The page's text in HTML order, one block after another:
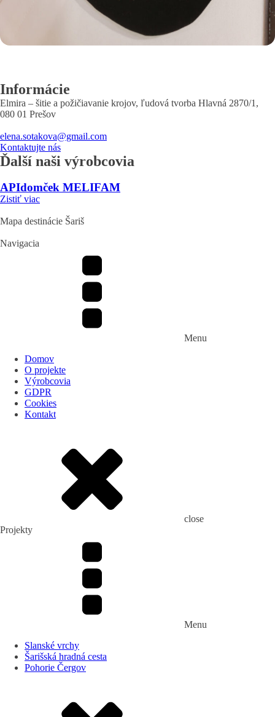
Informácie
Elmira – šitie a požičiavanie krojov, ľudová tvorba Hlavná 2870/1,
080 01 Prešov
elena.sotakova@gmail.com
Kontaktujte nás
Ďalší naši výrobcovia
APIdomček MELIFAM
Zistiť viac
Mapa destinácie Šariš
Navigacia
Menu
Domov
O projekte
Výrobcovia
GDPR
Cookies
Kontakt
close
Projekty
Menu
Slanské vrchy
Šarišská hradná cesta
Pohorie Čergov